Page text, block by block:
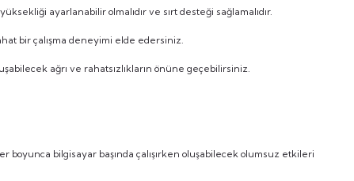
ayarlanabilir olmalıdır ve sırt desteği sağlamalıdır.
bir çalışma deneyimi elde edersiniz.
ağrı ve rahatsızlıkların önüne geçebilirsiniz.
boyunca bilgisayar başında çalışırken oluşabilecek olumsuz etkileri